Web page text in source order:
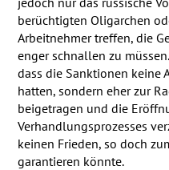
berüchtigten Oligarchen
Arbeitnehmer treffen, die
enger schnallen zu
dass die Sanktionen keine
hatten, sondern eher zur
beigetragen und die
Verhandlungsprozesses
keinen Frieden, so doch
garantieren könnte.